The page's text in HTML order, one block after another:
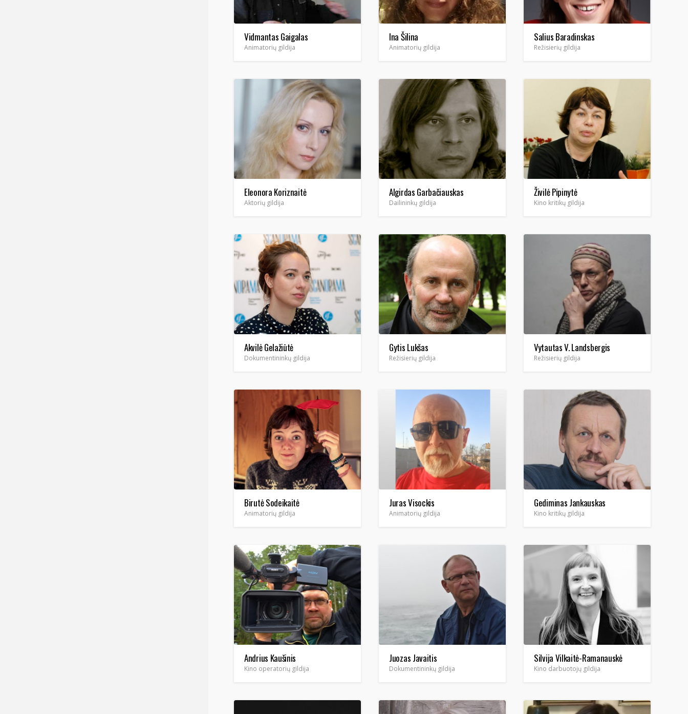
Vidmantas Gaigalas
Animatorių gildija
Ina Šilina
Animatorių gildija
Salius Baradinskas
Režisierių gildija
Eleonora Koriznaitė
Aktorių gildija
Algirdas Garbačiauskas
Dailininkų gildija
Živilė Pipinytė
Kino kritikų gildija
Akvilė Gelažiūtė
Dokumentininkų gildija
Gytis Lukšas
Režisierių gildija
Vytautas V. Landsbergis
Režisierių gildija
Birutė Sodeikaitė
Animatorių gildija
Juras Visockis
Animatorių gildija
Gediminas Jankauskas
Kino kritikų gildija
Andrius Kaušinis
Kino operatorių gildija
Juozas Javaitis
Dokumentininkų gildija
Silvija Vilkaitė-Ramanauskė
Kino darbuotojų gildija